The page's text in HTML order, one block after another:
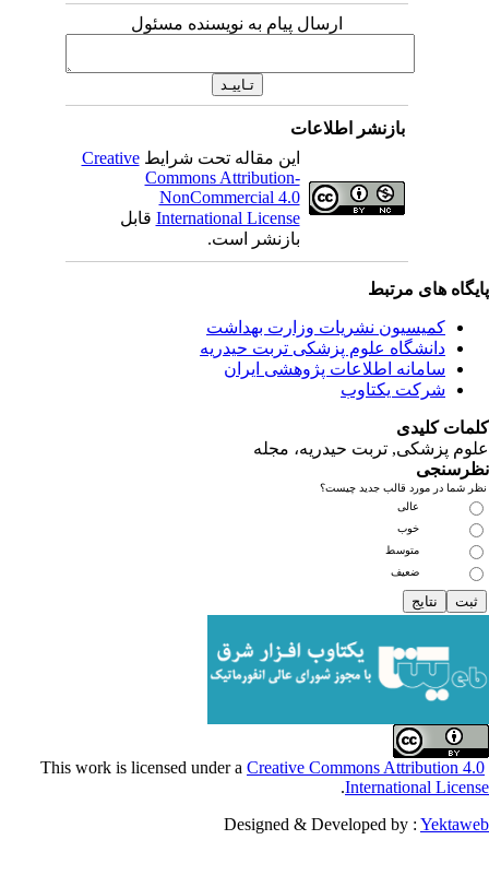
ارسال پیام به نویسنده مسئول
بازنشر اطلاعات
این مقاله تحت شرایطCreative
Commons Attribution-
NonCommercial 4.0
International Licenseقابل
بازنشر است.
مرتبط
نشریات وزارت بهداشت
علوم پزشکی تربت حیدریه
اطلاعات پژوهشی ایران
یکتاوب
تربت حیدریه، مجله
قالب جدید چیست؟
عالی
خوب
متوسط
ضعیف
Creative Commons
.
Designed & Developed by :